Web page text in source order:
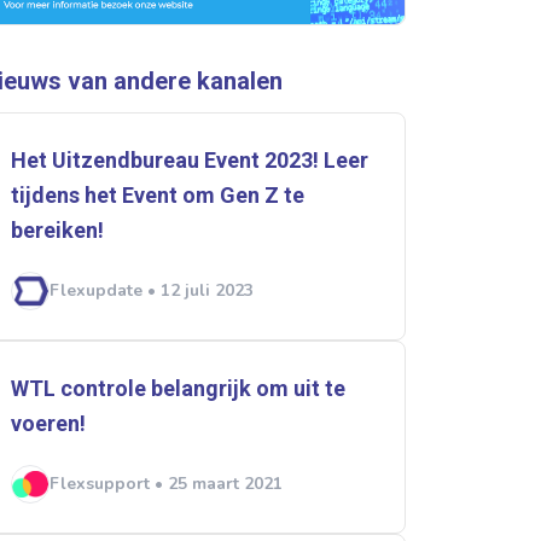
van andere kanalen
Het Uitzendbureau Event 2023! Leer
tijdens het Event om Gen Z te
bereiken!
Flexupdate • 12 juli 2023
WTL controle belangrijk om uit te
voeren!
Flexsupport • 25 maart 2021
Artikelen zoeken